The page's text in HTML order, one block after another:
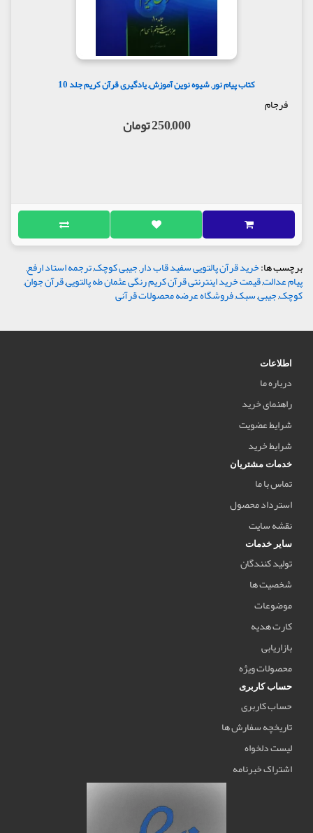
کتاب پیام نور, شیوه نوین آموزش, یادگیری قرآن کریم جلد 10
فرجام
250,000 تومان
برچسب ها:خرید قرآن پالتویی سفید قاب دار,جیبی کوچک,ترجمه استاد ارفع,
پیام عدالت,قیمت خرید اینترنتی قرآن کریم رنگی عثمان طه پالتویی,قرآن جوان,
کوچک,جیبی,سبک,فروشگاه عرضه محصولات قرآنی
اطلاعات
درباره ما
راهنمای خرید
شرایط عضویت
شرایط خرید
خدمات مشتریان
تماس با ما
استرداد محصول
نقشه سایت
سایر خدمات
تولید کنندگان
شخصیت ها
موضوعات
کارت هدیه
بازاریابی
محصولات ویژه
حساب کاربری
حساب کاربری
تاریخچه سفارش ها
لیست دلخواه
اشتراک خبرنامه